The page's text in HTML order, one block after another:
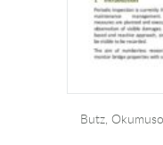
Butz,